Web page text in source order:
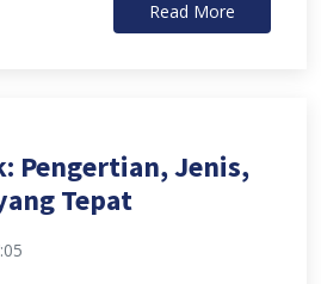
Read More
Pengertian, Jenis,
Tepat